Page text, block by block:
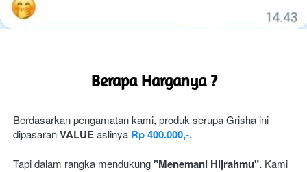
Berapa Harganya ?
Berdasarkan pengamatan kami, produk serupa Grisha ini
dipasaran VALUE aslinya Rp 400.000,-.
Tapi dalam rangka mendukung "Menemani Hijrahmu". Kami